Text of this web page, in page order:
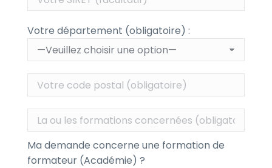
Votre département (obligatoire) :
Ma demande concerne une formation de
formateur (Académie) ?